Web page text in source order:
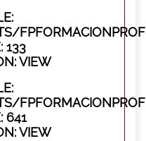
133
VIEW
641
VIEW